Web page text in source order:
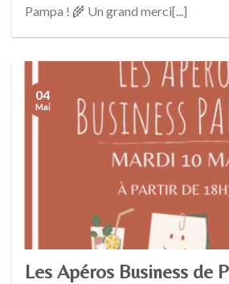
Pampa ! 🌾 Un grand merci[...]
Les Apéros Business de
04
Mai